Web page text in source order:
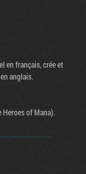
en français, crée et
anglais.
Heroes of Mana).